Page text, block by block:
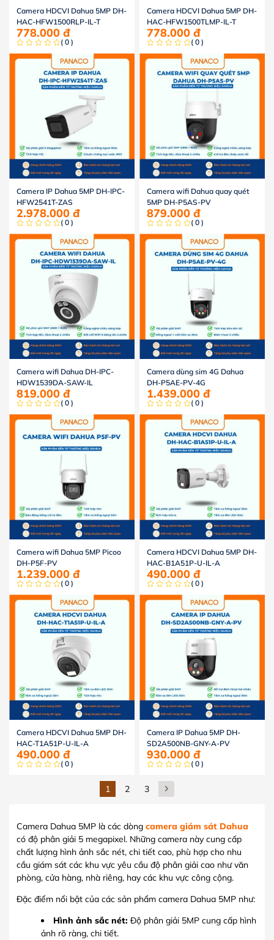
Camera HDCVI Dahua 5MP DH-
HAC-HFW1500RLP-IL-T
778.000 đ
( 0 )
Camera HDCVI Dahua 5MP DH-
HAC-HFW1500TLMP-IL-T
778.000 đ
( 0 )
Camera IP Dahua 5MP DH-IPC-
HFW2541T-ZAS
2.978.000 đ
( 0 )
Camera wifi Dahua quay quét
5MP DH-P5AS-PV
879.000 đ
( 0 )
Camera wifi Dahua DH-IPC-
HDW1539DA-SAW-IL
819.000 đ
( 0 )
Camera dùng sim 4G Dahua
DH-P5AE-PV-4G
1.439.000 đ
( 0 )
Camera wifi Dahua 5MP Picoo
DH-P5F-PV
1.239.000 đ
( 0 )
Camera HDCVI Dahua 5MP DH-
HAC-B1A51P-U-IL-A
490.000 đ
( 0 )
Camera HDCVI Dahua 5MP DH-
HAC-T1A51P-U-IL-A
490.000 đ
( 0 )
Camera IP Dahua 5MP DH-
SD2A500NB-GNY-A-PV
930.000 đ
( 0 )
1 2 3
Camera Dahua 5MP là các dòng camera giám sát Dahua
có độ phân giải 5 megapixel. Những camera này cung cấp
chất lượng hình ảnh sắc nét, chi tiết cao, phù hợp cho nhu
cầu giám sát các khu vực yêu cầu độ phân giải cao như văn
phòng, cửa hàng, nhà riêng, hay các khu vực công cộng.
Đặc điểm nổi bật của các sản phẩm camera Dahua 5MP như:
Hình ảnh sắc nét: Độ phân giải 5MP cung cấp hình
ảnh rõ ràng, chi tiết.